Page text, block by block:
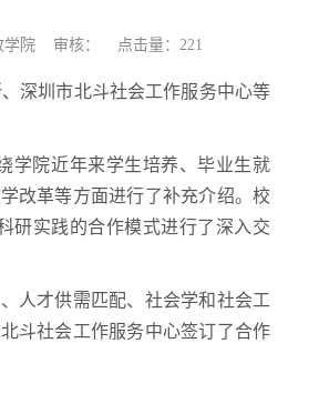
学院 审核： 点击量： 221
深圳市北斗社会工作服务中心等
学院近年来学生培养、毕业生就
改革等方面进行了补充介绍。校
研实践的合作模式进行了深入交
人才供需匹配、社会学和社会工
斗社会工作服务中心签订了合作